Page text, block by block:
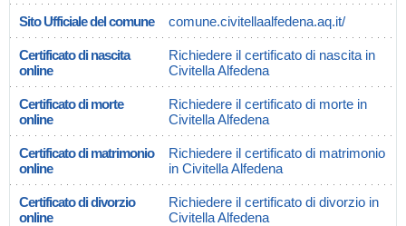
Sito Ufficiale del comune comune.civitellaalfedena.aq.it/
Certificato di nascita
online
Richiedere il certificato di nascita in
Civitella Alfedena
Certificato di morte
online
Richiedere il certificato di morte in
Civitella Alfedena
Certificato di matrimonio
online
Richiedere il certificato di matrimonio
in Civitella Alfedena
Certificato di divorzio
online
Richiedere il certificato di divorzio in
Civitella Alfedena